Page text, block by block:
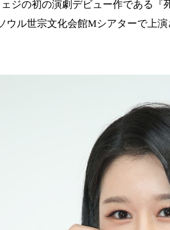
ジの初の演劇デビュー作である『
ウル世宗文化会館Mシアターで上演